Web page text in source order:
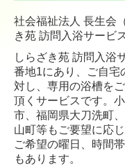
しらさぎ苑 通所リ
高齢者在宅サービス
小郡市西地区地域
ケアプランサービス
しらざき苑 ライフ
社会福祉法人 長生会
き苑 訪問入浴サービ
しらざき苑 訪問入浴
番地1にあり、ご自宅
対し、専用の浴槽を
頂くサービスです。
市、福岡県大刀洗町
山町等もご要望に応
ご希望の曜日、時間
もあります。